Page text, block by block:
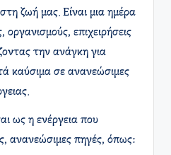
ζωή μας. Είναι μια ημέρα
οργανισμούς, επιχειρήσεις
την ανάγκη για
καύσιμα σε ανανεώσιμες
ως η ενέργεια που
ανανεώσιμες πηγές, όπως: